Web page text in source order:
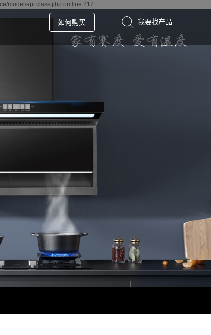
model/api.class.php on line 217
如何购买